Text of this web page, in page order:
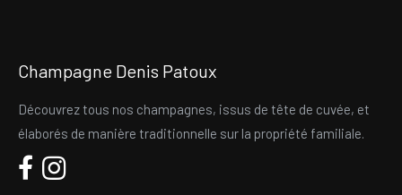
Champagne Denis Patoux
Découvrez tous nos champagnes, issus de tête de cuvée, et
élaborés de manière traditionnelle sur la propriété familiale.